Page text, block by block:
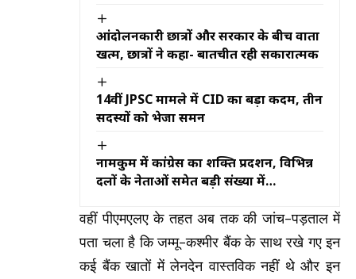
आंदोलनकारी छात्रों और सरकार के बीच वार्ता
खत्म, छात्रों ने कहा- बातचीत रही सकारात्मक
14वीं JPSC मामले में CID का बड़ा कदम, तीन
सदस्यों को भेजा समन
नामकुम में कांग्रेस का शक्ति प्रदर्शन, विभिन्न
दलों के नेताओं समेत बड़ी संख्या में
वहीं पीएमएलए के तहत अब तक की जांच-पड़ताल में
पता चला है कि जम्मू-कश्मीर बैंक के साथ रखे गए इन
कई बैंक खातों में लेनदेन वास्तविक नहीं थे और इन